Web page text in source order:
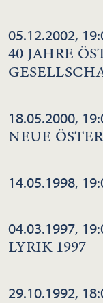
05.12.2002,
40 JAHRE
18.05.2000,
NEUE
14.05.1998,
04.03.1997,
LYRIK 1997
29.10.1992,